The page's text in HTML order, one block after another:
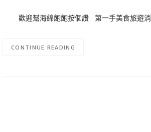
歡迎幫海綿飽飽按個讚 第一手美食旅遊
CONTINUE READING